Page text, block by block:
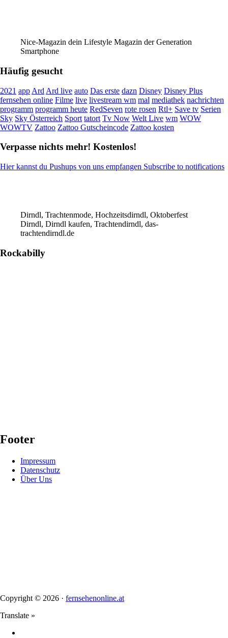
Nice-Magazin dein Lifestyle Magazin der Generation
Smartphone
Häufig gesucht
2021 app Ard Ard live auto Das erste dazn Disney Disney Plus
fernsehen online Filme live livestream wm mal mediathek nachrichten
programm programm heute RedSeven rote rosen Rtl+ Save tv Serien
Sky Sky Österreich Sport tatort Tv Now Welt Live wm WOW
WOWTV Zattoo Zattoo Gutscheincode Zattoo kosten
Verpasse nichts mehr! Kostenlos!
Hier kannst du Pushups von uns empfangen Subscribe to notifications
Dirndl, Trachtenmode, Hochzeitsdirndl, Oktoberfest
Dirndl, Dirndl kaufen, Trachtendirndl, das-
trachtendirndl.de
Rockabilly
Footer
Impressum
Datenschutz
Über Uns
Copyright © 2026 · fernsehenonline.at
Translate »